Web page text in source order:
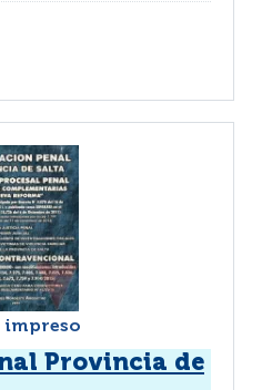
impreso
Provincia de